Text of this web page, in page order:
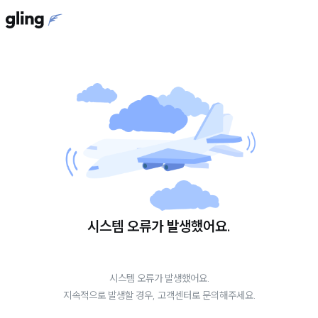
시스템 오류가 발생했어요.
시스템 오류가 발생했어요.
지속적으로 발생할 경우, 고객센터로 문의해주세요.